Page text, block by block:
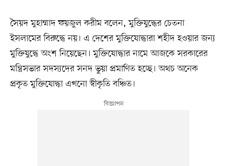
সৈয়দ মুহাম্মাদ ফয়জুল করীম বলেন, মুক্তিযুদ্ধের চেতনা
ইসলামের বিরুদ্ধে নয়। এ দেশের মুক্তিযোদ্ধারা শহীদ হওয়ার জন্য
মুক্তিযুদ্ধে অংশ নিয়েছেন। মুক্তিযোদ্ধার নামে আজকে সরকারের
মন্ত্রিসভার সদস্যদের সনদ ভুয়া প্রমাণিত হচ্ছে। অথচ অনেক
প্রকৃত মুক্তিযোদ্ধা এখনো স্বীকৃতি বঞ্চিত।